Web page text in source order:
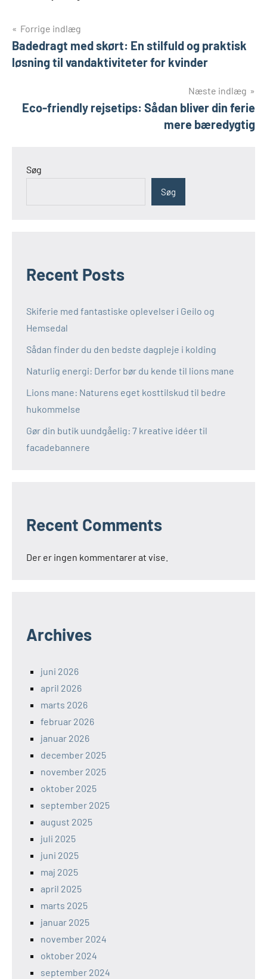
Indlægsnavigation
Forrige indlæg
Badedragt med skørt: En stilfuld og praktisk
løsning til vandaktiviteter for kvinder
Næste indlæg
Eco-friendly rejsetips: Sådan bliver din ferie
mere bæredygtig
Søg
Søg
Recent Posts
Skiferie med fantastiske oplevelser i Geilo og
Hemsedal
Sådan finder du den bedste dagpleje i kolding
Naturlig energi: Derfor bør du kende til lions mane
Lions mane: Naturens eget kosttilskud til bedre
hukommelse
Gør din butik uundgåelig: 7 kreative idéer til
facadebannere
Recent Comments
Der er ingen kommentarer at vise.
Archives
juni 2026
april 2026
marts 2026
februar 2026
januar 2026
december 2025
november 2025
oktober 2025
september 2025
august 2025
juli 2025
juni 2025
maj 2025
april 2025
marts 2025
januar 2025
november 2024
oktober 2024
september 2024